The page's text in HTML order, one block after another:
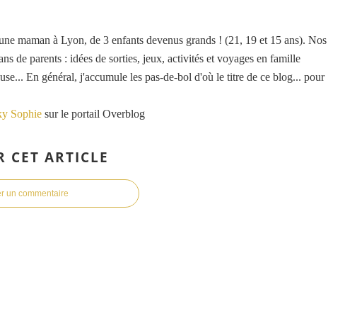
maman à Lyon, de 3 enfants devenus grands ! (21, 19 et 15 ans). Nos
de parents : idées de sorties, jeux, activités et voyages en famille
En général, j'accumule les pas-de-bol d'où le titre de ce blog... pour
Sophie sur le portail Overblog
CET ARTICLE
un commentaire